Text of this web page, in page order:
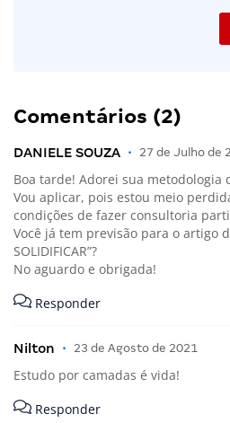
Comentários (2)
DANIELE SOUZA • 27 de Julho de
Boa tarde! Adorei sua metodologia
Vou aplicar, pois estou meio
condições de fazer consultoria
Você já tem previsão para o artigo
SOLIDIFICAR”?
No aguardo e obrigada!
Responder
Nilton • 23 de Agosto de 2021
Estudo por camadas é vida!
Responder